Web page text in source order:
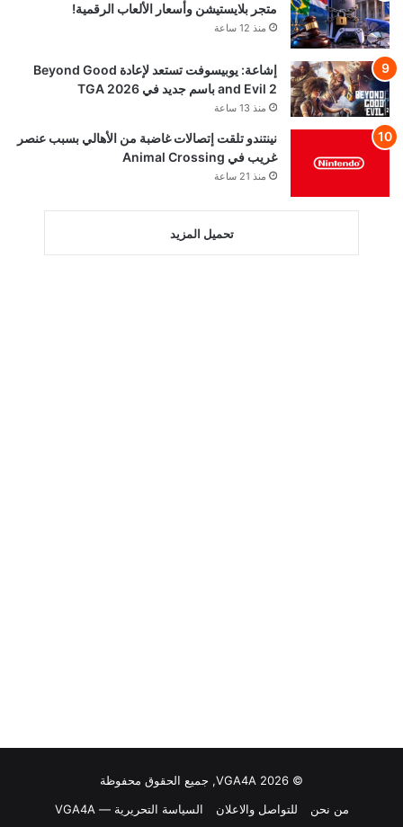
متجر بلايستيشن وأسعار الألعاب الرقمية!
منذ 12 ساعة
إشاعة: يوبيسوفت تستعد لإعادة Beyond Good
and Evil 2 باسم جديد في TGA 2026
منذ 13 ساعة
نينتندو تلقت إتصالات غاضبة من الأهالي بسبب عنصر
غريب في Animal Crossing
منذ 21 ساعة
تحميل المزيد
© VGA4A 2026, جميع الحقوق محفوظة
من نحن
للتواصل والاعلان السياسة التحريرية — VGA4A